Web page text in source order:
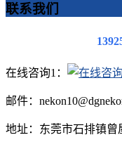
联系我们
在线咨询1：
邮件：
地址：东莞市石排镇曾